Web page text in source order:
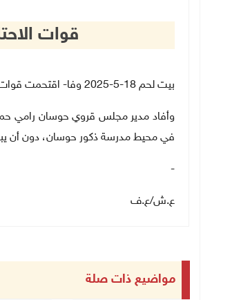
قوات
بيت لحم 18-5-2025 وفا- اقتحمت قوات الاحتلال الإسرائيلي، الليلة، قرية حوسان غرب بيت لحم
وأفاد مدير مجلس قروي حوسان رامي
في محيط مدرسة ذكور حوسان، دون أن
-
ع.ش/ع.ف
مواضيع ذات صلة